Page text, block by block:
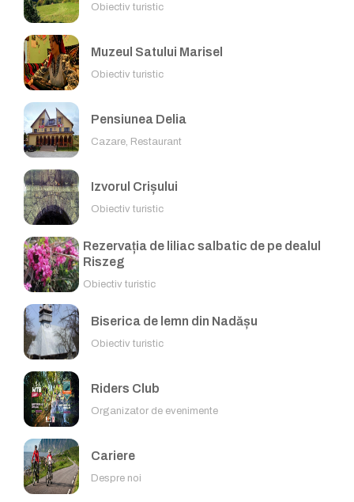
Obiectiv turistic
Muzeul Satului Marisel
Obiectiv turistic
Pensiunea Delia
Cazare, Restaurant
Izvorul Crișului
Obiectiv turistic
Rezervația de liliac salbatic de pe dealul
Riszeg
Obiectiv turistic
Biserica de lemn din Nadășu
Obiectiv turistic
Riders Club
Organizator de evenimente
Cariere
Despre noi